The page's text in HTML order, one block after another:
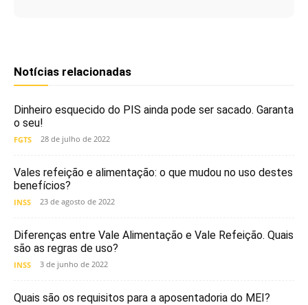
Notícias relacionadas
Dinheiro esquecido do PIS ainda pode ser sacado. Garanta
o seu!
FGTS 28 de julho de 2022
Vales refeição e alimentação: o que mudou no uso destes
benefícios?
INSS 23 de agosto de 2022
Diferenças entre Vale Alimentação e Vale Refeição. Quais
são as regras de uso?
INSS 3 de junho de 2022
Quais são os requisitos para a aposentadoria do MEI?